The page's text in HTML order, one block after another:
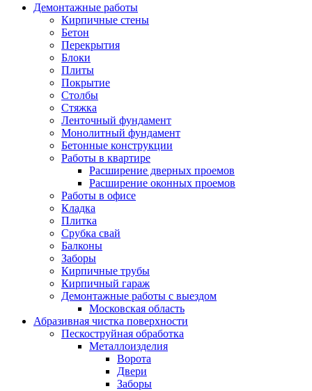
Демонтажные работы
Кирпичные стены
Бетон
Перекрытия
Блоки
Плиты
Покрытие
Столбы
Стяжка
Ленточный фундамент
Монолитный фундамент
Бетонные конструкции
Работы в квартире
Расширение дверных проемов
Расширение оконных проемов
Работы в офисе
Кладка
Плитка
Срубка свай
Балконы
Заборы
Кирпичные трубы
Кирпичный гараж
Демонтажные работы с выездом
Московская область
Абразивная чистка поверхности
Пескоструйная обработка
Металлоизделия
Ворота
Двери
Заборы